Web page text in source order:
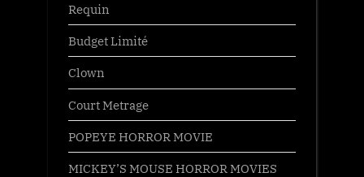
Requin
Budget Limité
Clown
Court Metrage
POPEYE HORROR MOVIE
MICKEY’S MOUSE HORROR MOVIES